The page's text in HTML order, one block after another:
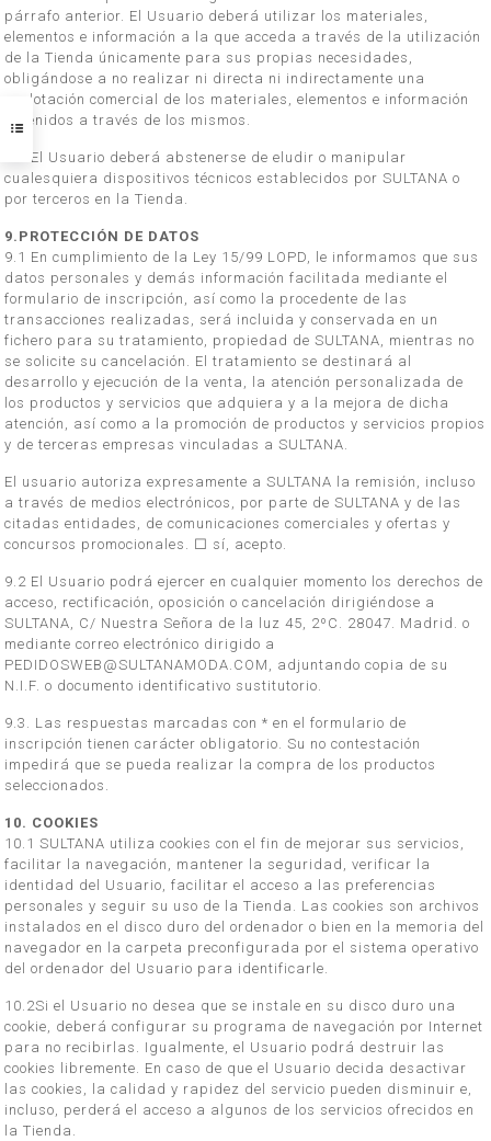
párrafo anterior. El Usuario deberá utilizar los materiales,
elementos e información a la que acceda a través de la utilización
de la Tienda únicamente para sus propias necesidades,
obligándose a no realizar ni directa ni indirectamente una
explotación comercial de los materiales, elementos e información
obtenidos a través de los mismos.
8.3 El Usuario deberá abstenerse de eludir o manipular
cualesquiera dispositivos técnicos establecidos por SULTANA o
por terceros en la Tienda.
9.PROTECCIÓN DE DATOS
9.1 En cumplimiento de la Ley 15/99 LOPD, le informamos que sus
datos personales y demás información facilitada mediante el
formulario de inscripción, así como la procedente de las
transacciones realizadas, será incluida y conservada en un
fichero para su tratamiento, propiedad de SULTANA, mientras no
se solicite su cancelación. El tratamiento se destinará al
desarrollo y ejecución de la venta, la atención personalizada de
los productos y servicios que adquiera y a la mejora de dicha
atención, así como a la promoción de productos y servicios propios
y de terceras empresas vinculadas a SULTANA.
El usuario autoriza expresamente a SULTANA la remisión, incluso
a través de medios electrónicos, por parte de SULTANA y de las
citadas entidades, de comunicaciones comerciales y ofertas y
concursos promocionales. □ sí, acepto.
9.2 El Usuario podrá ejercer en cualquier momento los derechos de
acceso, rectificación, oposición o cancelación dirigiéndose a
SULTANA, C/ Nuestra Señora de la luz 45, 2ºC. 28047. Madrid. o
mediante correo electrónico dirigido a
PEDIDOSWEB@SULTANAMODA.COM, adjuntando copia de su
N.I.F. o documento identificativo sustitutorio.
9.3. Las respuestas marcadas con * en el formulario de
inscripción tienen carácter obligatorio. Su no contestación
impedirá que se pueda realizar la compra de los productos
seleccionados.
10. COOKIES
10.1 SULTANA utiliza cookies con el fin de mejorar sus servicios,
facilitar la navegación, mantener la seguridad, verificar la
identidad del Usuario, facilitar el acceso a las preferencias
personales y seguir su uso de la Tienda. Las cookies son archivos
instalados en el disco duro del ordenador o bien en la memoria del
navegador en la carpeta preconfigurada por el sistema operativo
del ordenador del Usuario para identificarle.
10.2Si el Usuario no desea que se instale en su disco duro una
cookie, deberá configurar su programa de navegación por Internet
para no recibirlas. Igualmente, el Usuario podrá destruir las
cookies libremente. En caso de que el Usuario decida desactivar
las cookies, la calidad y rapidez del servicio pueden disminuir e,
incluso, perderá el acceso a algunos de los servicios ofrecidos en
la Tienda.